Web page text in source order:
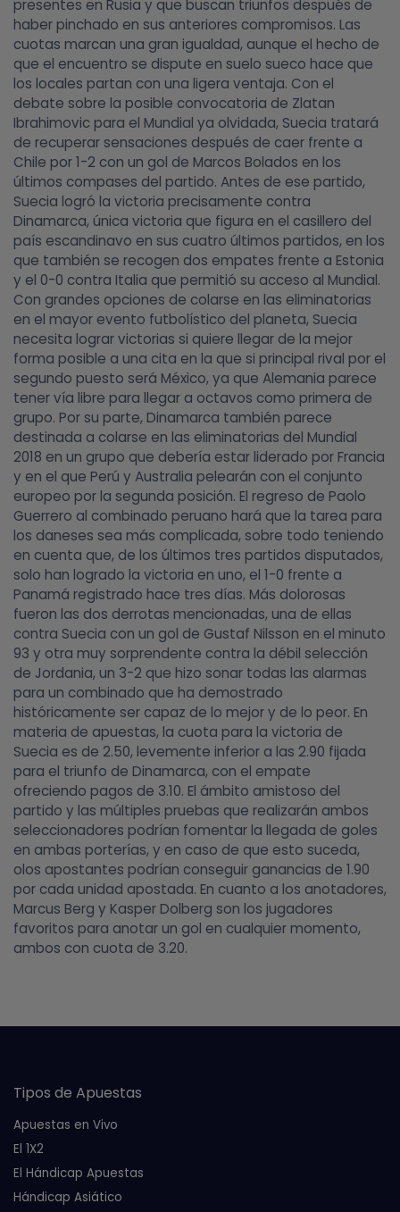
presentes en Rusia y que buscan triunfos después de
haber pinchado en sus anteriores compromisos. Las
cuotas marcan una gran igualdad, aunque el hecho de
que el encuentro se dispute en suelo sueco hace que
los locales partan con una ligera ventaja. Con el
debate sobre la posible convocatoria de Zlatan
Ibrahimovic para el Mundial ya olvidada, Suecia tratará
de recuperar sensaciones después de caer frente a
Chile por 1-2 con un gol de Marcos Bolados en los
últimos compases del partido. Antes de ese partido,
Suecia logró la victoria precisamente contra
Dinamarca, única victoria que figura en el casillero del
país escandinavo en sus cuatro últimos partidos, en los
que también se recogen dos empates frente a Estonia
y el 0-0 contra Italia que permitió su acceso al Mundial.
Con grandes opciones de colarse en las eliminatorias
en el mayor evento futbolístico del planeta, Suecia
necesita lograr victorias si quiere llegar de la mejor
forma posible a una cita en la que si principal rival por el
segundo puesto será México, ya que Alemania parece
tener vía libre para llegar a octavos como primera de
grupo. Por su parte, Dinamarca también parece
destinada a colarse en las eliminatorias del Mundial
2018 en un grupo que debería estar liderado por Francia
y en el que Perú y Australia pelearán con el conjunto
europeo por la segunda posición. El regreso de Paolo
Guerrero al combinado peruano hará que la tarea para
los daneses sea más complicada, sobre todo teniendo
en cuenta que, de los últimos tres partidos disputados,
solo han logrado la victoria en uno, el 1-0 frente a
Panamá registrado hace tres días. Más dolorosas
fueron las dos derrotas mencionadas, una de ellas
contra Suecia con un gol de Gustaf Nilsson en el minuto
93 y otra muy sorprendente contra la débil selección
de Jordania, un 3-2 que hizo sonar todas las alarmas
para un combinado que ha demostrado
históricamente ser capaz de lo mejor y de lo peor. En
materia de apuestas, la cuota para la victoria de
Suecia es de 2.50, levemente inferior a las 2.90 fijada
para el triunfo de Dinamarca, con el empate
ofreciendo pagos de 3.10. El ámbito amistoso del
partido y las múltiples pruebas que realizarán ambos
seleccionadores podrían fomentar la llegada de goles
en ambas porterías, y en caso de que esto suceda,
olos apostantes podrían conseguir ganancias de 1.90
por cada unidad apostada. En cuanto a los anotadores,
Marcus Berg y Kasper Dolberg son los jugadores
favoritos para anotar un gol en cualquier momento,
ambos con cuota de 3.20.
Tipos de Apuestas
Apuestas en Vivo
El 1X2
El Hándicap Apuestas
Hándicap Asiático